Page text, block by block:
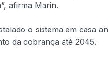
afirma Marin.
o sistema em casa
da cobrança até 2045.